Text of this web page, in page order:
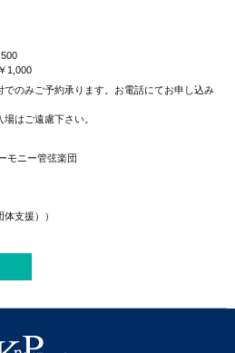
1,000
のみご予約承ります。お電話にてお申し込み
はご遠慮下さい。
モニー管弦楽団
支援））